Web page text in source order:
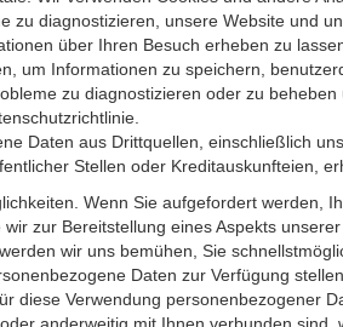
zu diagnostizieren, unsere Website und
über Ihren Besuch erheben zu
um Informationen zu speichern,
zu diagnostizieren oder zu
Daten aus Drittquellen, einschließlich
Stellen oder Kreditauskunfteien,
Wenn Sie aufgefordert
zur Bereitstellung eines Aspekts
wir uns bemühen, Sie
Daten zur Verfügung
diese Verwendung personenbezogener